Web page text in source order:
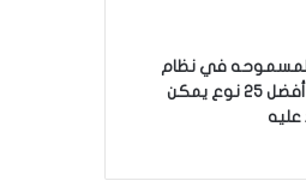
المسموحه في نظام
الكيتو : أفضل 25 نوع يمكن
عليه